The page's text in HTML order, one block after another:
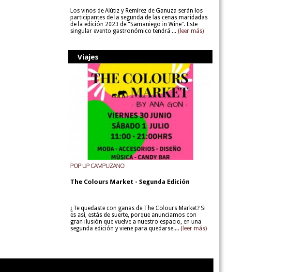
Los vinos de Alútiz y Remírez de Ganuza serán los
participantes de la segunda de las cenas maridadas
de la edición 2023 de "Samaniego in Wine". Este
singular evento gastronómico tendrá ... (leer más)
Viajes
POP UP CAMPUZANO
The Colours Market - Segunda Edición
¿Te quedaste con ganas de The Colours Market? Si
es así, estás de suerte, porque anunciamos con
gran ilusión que vuelve a nuestro espacio, en una
segunda edición y viene para quedarse.... (leer más)